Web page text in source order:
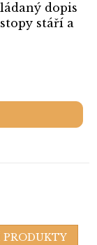
dopis
stáří a
PRODUKTY